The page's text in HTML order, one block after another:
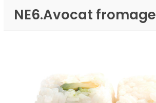
NE6.Avocat fromage